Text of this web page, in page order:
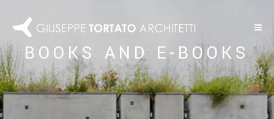
BOOKS AND E-BOOKS